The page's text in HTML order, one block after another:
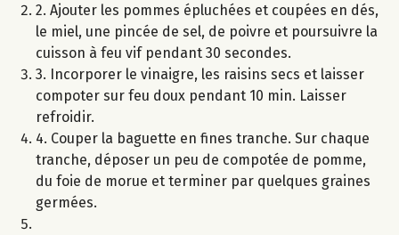
2. Ajouter les pommes épluchées et coupées en dés,
le miel, une pincée de sel, de poivre et poursuivre la
cuisson à feu vif pendant 30 secondes.
3. Incorporer le vinaigre, les raisins secs et laisser
compoter sur feu doux pendant 10 min. Laisser
refroidir.
4. Couper la baguette en fines tranche. Sur chaque
tranche, déposer un peu de compotée de pomme,
du foie de morue et terminer par quelques graines
germées.